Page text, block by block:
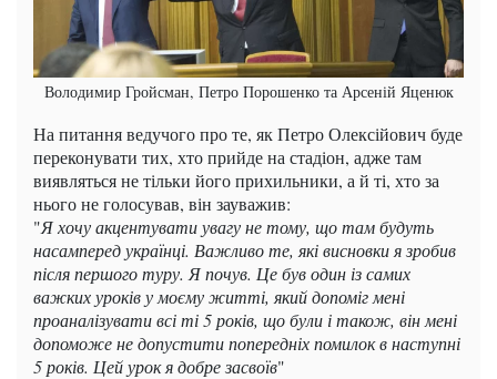
Володимир Гройсман, Петро Порошенко та Арсеній Яценюк
На питання ведучого про те, як Петро Олексійович буде
переконувати тих, хто прийде на стадіон, адже там
виявляться не тільки його прихильники, а й ті, хто за
нього не голосував, він зауважив:
"Я хочу акцентувати увагу не тому, що там будуть
насамперед українці. Важливо те, які висновки я зробив
після першого туру. Я почув. Це був один із самих
важких уроків у моєму житті, який допоміг мені
проаналізувати всі ті 5 років, що були і також, він мені
допоможе не допустити попередніх помилок в наступні
5 років. Цей урок я добре засвоїв"